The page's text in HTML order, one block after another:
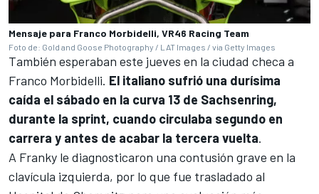
Mensaje para Franco Morbidelli, VR46 Racing Team
Foto de: Gold and Goose Photography / LAT Images / via Getty Images
También esperaban este jueves en la ciudad checa a
Franco Morbidelli. El italiano sufrió una durísima
caída el sábado en la curva 13 de Sachsenring,
durante la sprint, cuando circulaba segundo en
carrera y antes de acabar la tercera vuelta.
A Franky le diagnosticaron una contusión grave en la
clavícula izquierda, por lo que fue trasladado al